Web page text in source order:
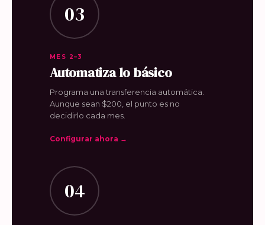
03
MES 2–3
Automatiza lo básico
Programa una transferencia automática.
Aunque sean $200, el punto es no
decidirlo cada mes.
Configurar ahora →
04